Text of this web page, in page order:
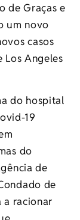
de Graças e
um novo
casos
Los Angeles
do hospital
19
do
de
de
a racionar